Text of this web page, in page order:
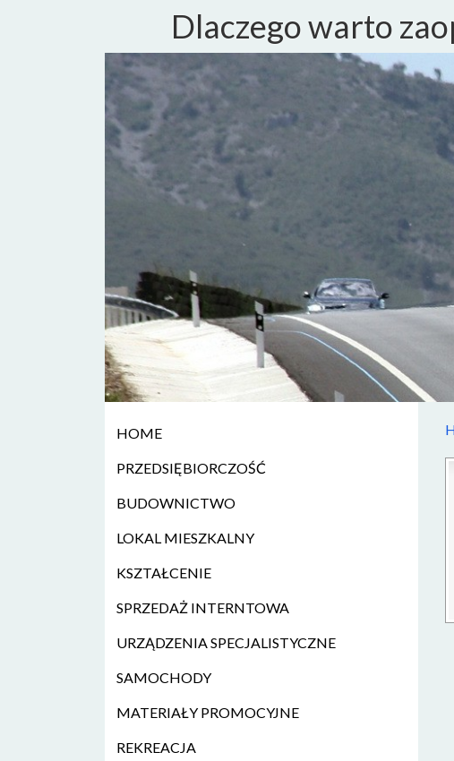
Dlaczego warto
HOME
PRZEDSIĘBIORCZOŚĆ
BUDOWNICTWO
LOKAL MIESZKALNY
KSZTAŁCENIE
SPRZEDAŻ INTERNTOWA
URZĄDZENIA SPECJALISTYCZNE
SAMOCHODY
MATERIAŁY PROMOCYJNE
REKREACJA